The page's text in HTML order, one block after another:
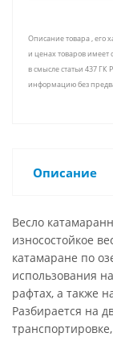
Описание товара , его
и ценах товаров имеет
в смысле статьи 437
информацию без
Описание
Весло
износостойкое
катамаране по
использования
рафтах, а также
Разбирается на